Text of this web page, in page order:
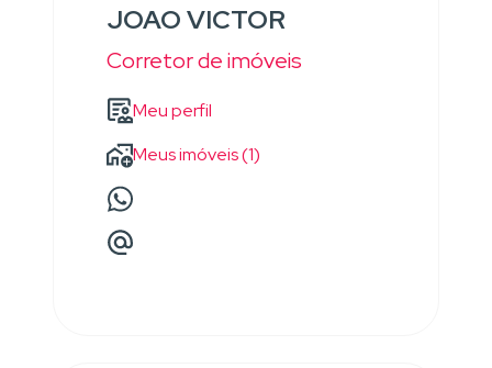
JOAO VICTOR
Corretor de imóveis
Meu perfil
Meus imóveis (1)